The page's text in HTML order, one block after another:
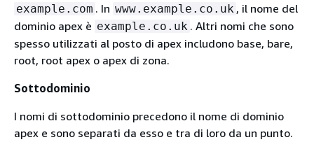
example.com . In www.example.co.uk , il nome del
dominio apex è example.co.uk . Altri nomi che sono
spesso utilizzati al posto di apex includono base, bare,
root, root apex o apex di zona.
Sottodominio
I nomi di sottodominio precedono il nome di dominio
apex e sono separati da esso e tra di loro da un punto.